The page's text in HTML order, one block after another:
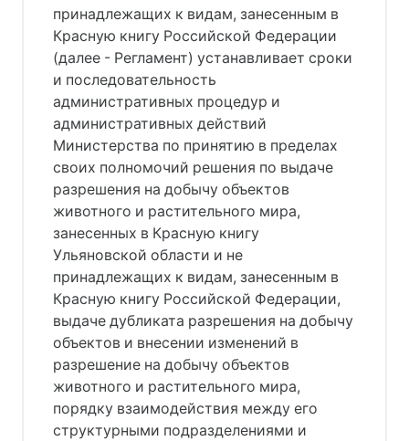
принадлежащих к видам, занесенным в
Красную книгу Российской Федерации
(далее - Регламент) устанавливает сроки
и последовательность
административных процедур и
административных действий
Министерства по принятию в пределах
своих полномочий решения по выдаче
разрешения на добычу объектов
животного и растительного мира,
занесенных в Красную книгу
Ульяновской области и не
принадлежащих к видам, занесенным в
Красную книгу Российской Федерации,
выдаче дубликата разрешения на добычу
объектов и внесении изменений в
разрешение на добычу объектов
животного и растительного мира,
порядку взаимодействия между его
структурными подразделениями и